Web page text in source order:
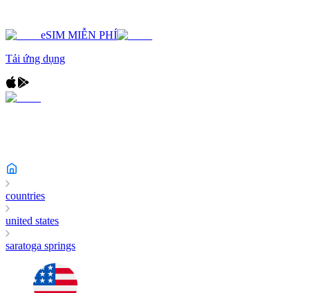
eSIM MIỄN PHÍ
Tải ứng dụng
countries
united states
saratoga springs